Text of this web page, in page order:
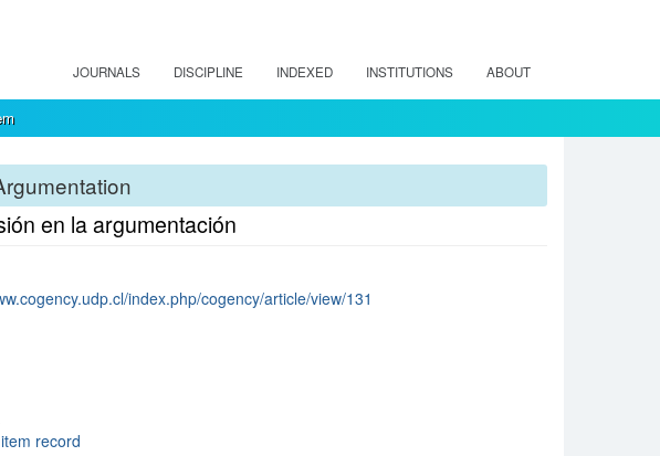
JOURNALS DISCIPLINE INDEXED INSTITUTIONS ABOUT
en la argumentación
index.php/cogency/article/view/131
record